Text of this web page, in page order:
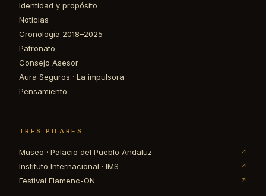
Identidad y propósito
Noticias
Cronología 2018–2025
Patronato
Consejo Asesor
Aura Seguros · La impulsora
Pensamiento
TRES PILARES
Museo · Palacio del Pueblo Andaluz ↗
Instituto Internacional · IMS ↗
Festival Flamenc-ON ↗